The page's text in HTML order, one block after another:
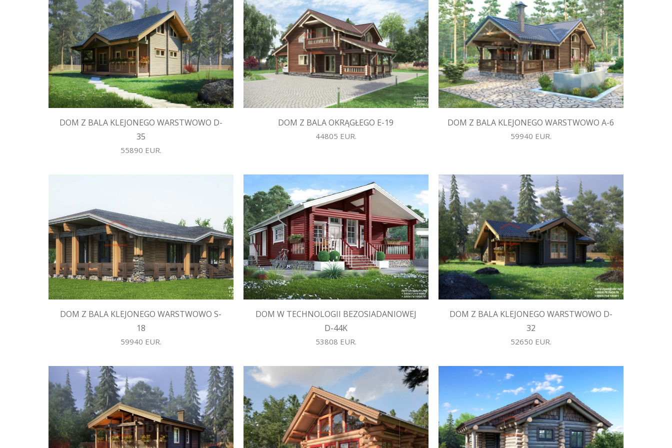
DOM Z BALA KLEJONEGO WARSTWOWO D-
35
55890 EUR.
DOM Z BALA OKRĄGŁEGO E-19
44805 EUR.
DOM Z BALA KLEJONEGO WARSTWOWO A-6
59940 EUR.
DOM Z BALA KLEJONEGO WARSTWOWO S-
18
59940 EUR.
DOM W TECHNOLOGII BEZOSIADANIOWEJ
D-44K
53808 EUR.
DOM Z BALA KLEJONEGO WARSTWOWO D-
32
52650 EUR.